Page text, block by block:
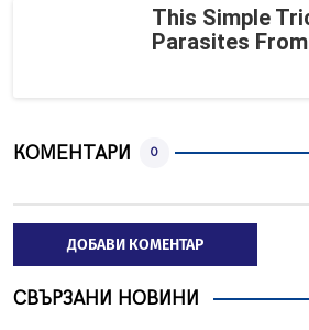
This Simple
Parasites
КОМЕНТАРИ 0
ДОБАВИ КОМЕНТАР
СВЪРЗАНИ НОВИНИ